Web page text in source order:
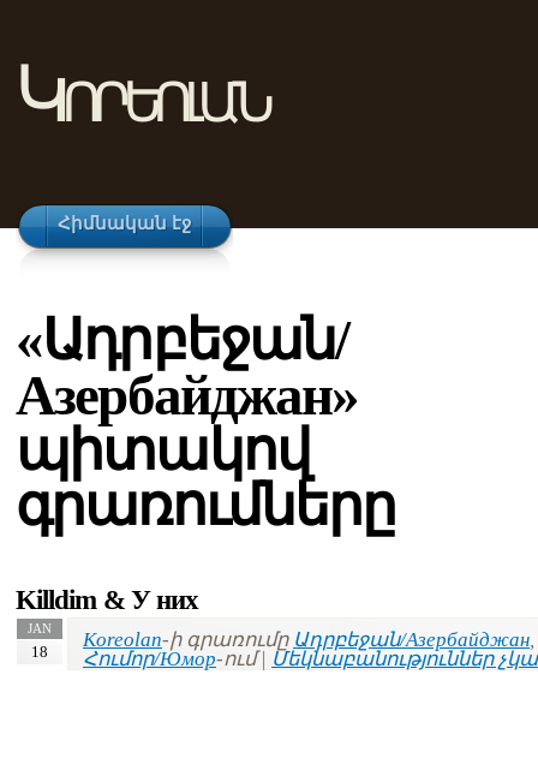
Կորեոլան
Հիմնական էջ
«Ադրբեջան/
Азербайджан»
պիտակով
գրառումները
Killdim & У них
JAN
18
Koreolan-ի գրառումը Ադրբեջան/Азербайджан,
Հումոր/Юмор-ում | Մեկնաբանություններ